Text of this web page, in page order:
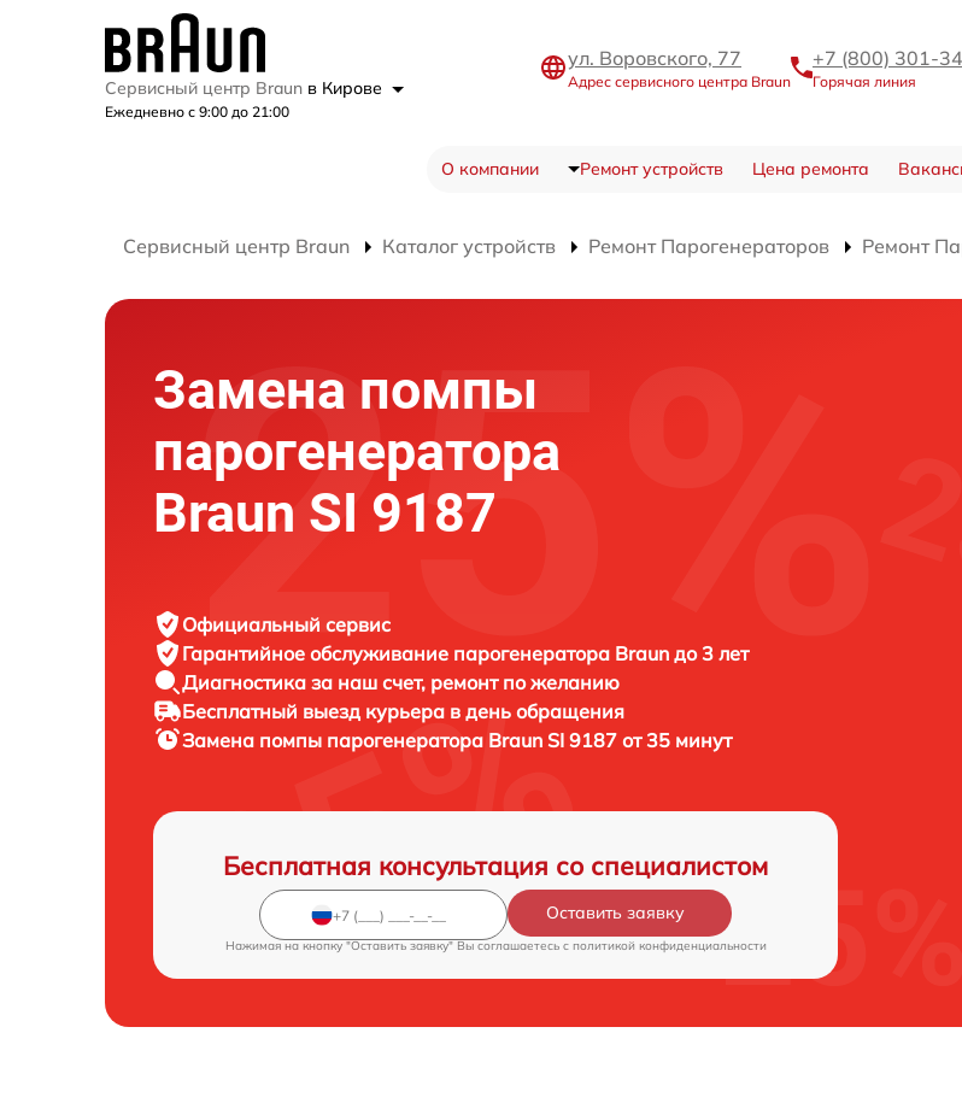
Сервисный центр Braun в Кирове
Ежедневно с 9:00 до 21:00
ул. Воровского, 77
Адрес сервисного центра Braun
+7 (800) 301-
Горячая линия
О компании Ремонт устройств Цена ремонта
Сервисный центр Braun Каталог устройств Ремонт Парогенераторов Ремонт
Замена помпы
парогенератора
Braun SI 9187
Официальный сервис
Гарантийное обслуживание парогенератора Braun до 3 лет
Диагностика за наш счет, ремонт по желанию
Бесплатный выезд курьера в день обращения
Замена помпы парогенератора Braun SI 9187 от 35 минут
Бесплатная консультация со специалистом
Оставить заявку
Нажимая на кнопку "Оставить заявку" Вы соглашаетесь c политикой конфиденциальности